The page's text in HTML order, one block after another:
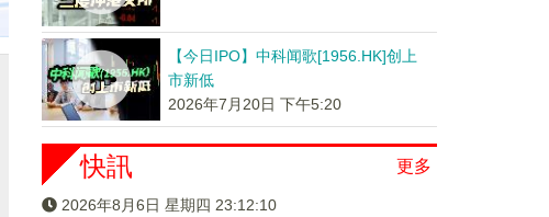
【今日IPO】中科闻歌[1956.HK]创上
市新低
2026年7月20日 下午5:20
更多
快訊
2026年8月6日 星期四 23:12:10